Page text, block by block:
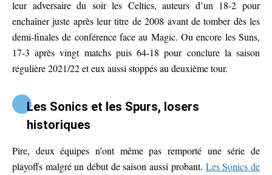
leur adversaire du soir les Celtics, auteurs d’un 18-2 pour
enchaîner juste après leur titre de 2008 avant de tomber dès les
demi-finales de conférence face au Magic. Ou encore les Suns,
17-3 après vingt matchs puis 64-18 pour conclure la saison
régulière 2021/22 et eux aussi stoppés au deuxième tour.
Les Sonics et les Spurs, losers
historiques
Pire, deux équipes n’ont même pas remporté une série de
playoffs malgré un début de saison aussi probant. Les Sonics de